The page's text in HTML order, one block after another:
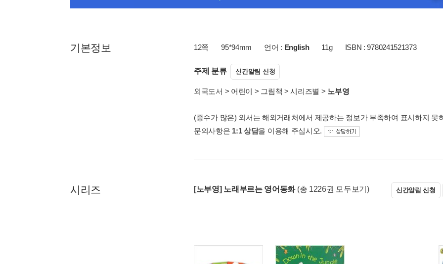
기본정보 12쪽 95*94mm 언어 : English 11g ISBN : 9780241521373
주제 분류 신간알림 신청
외국도서 > 어린이 > 그림책 >시리즈별 > 노부영
(종수가 많은) 외서는 해외거래처에서 제공하는 정보가 부족하여 표시하지 못
문의사항은 1:1 상담을 이용해 주십시오.
시리즈 [노부영] 노래부르는 영어동화 (총 1226권 모두보기) 신간알림 신청